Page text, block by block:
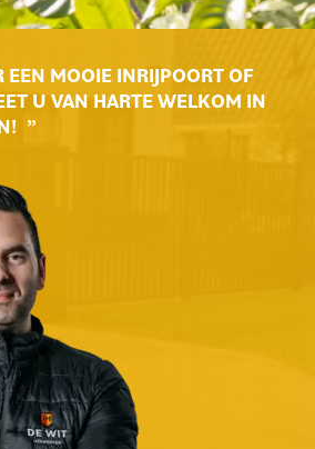
EEN MOOIE INRIJPOORT OF
U VAN HARTE WELKOM IN